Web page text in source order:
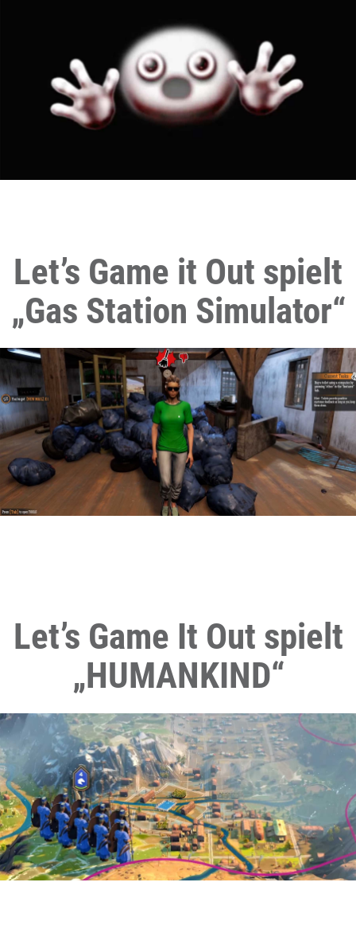
Let’s Game it Out spielt
„Gas Station Simulator“
Let’s Game It Out spielt
„HUMANKIND“